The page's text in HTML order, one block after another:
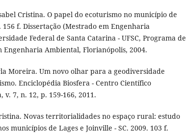
Cristina. O papel do ecoturismo no município de
156 f. Dissertação (Mestrado em Engenharia
Federal de Santa Catarina - UFSC, Programa de
Engenharia Ambiental, Florianópolis, 2004.
Moreira. Um novo olhar para a geodiversidade
Enciclopédia Biosfera - Centro Científico
v. 7, n. 12, p. 159-166, 2011.
Novas territorialidades no espaço rural: estudo
municípios de Lages e Joinville - SC. 2009. 103 f.